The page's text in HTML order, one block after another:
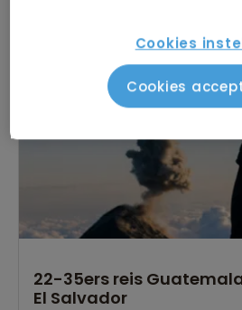
reis die voldoet
Guatemala
22-35ers reis
El Salvador
Cookies
Cookies